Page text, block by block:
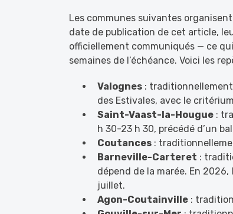
Les communes suivantes
date de publication de cet article,
officiellement communiqués — ce
semaines de l’échéance. Voici les
Valognes : traditionnellement
des Estivales, avec le
Saint-Vaast-la-Hougue :
h 30-23 h 30, précédé d’un
Coutances :
Barneville-Carteret :
dépend de la marée. En 2026,
juillet.
Agon-Coutainville :